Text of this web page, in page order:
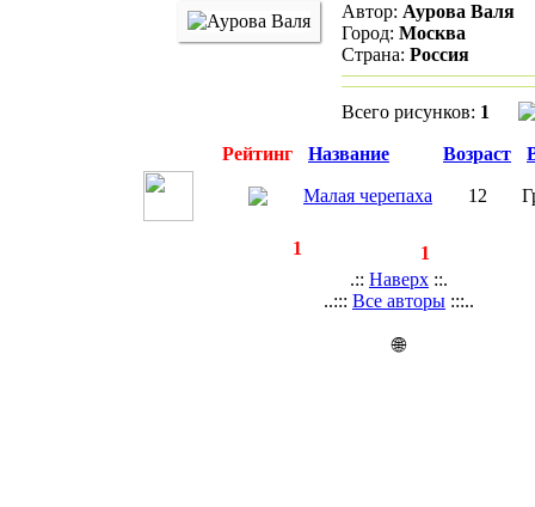
Автор:
Аурова Валя
Город:
Москва
Страна:Россия
Всего рисунков:1
Рейтинг Название Возраст
Малая черепаха 12
1
1
.:: Наверх ::.
..::: Все авторы :::..
🌐